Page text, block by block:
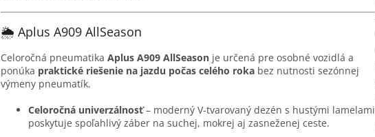
🌦️ Aplus A909 AllSeason
Celoročná pneumatika Aplus A909 AllSeason je určená pre osobné vozidlá a
ponúka praktické riešenie na jazdu počas celého roka bez nutnosti sezónnej
výmeny pneumatík.
Celoročná univerzálnosť– moderný V-tvarovaný dezén s hustými lamelami
poskytuje spoľahlivý záber na suchej, mokrej aj zasneženej ceste.